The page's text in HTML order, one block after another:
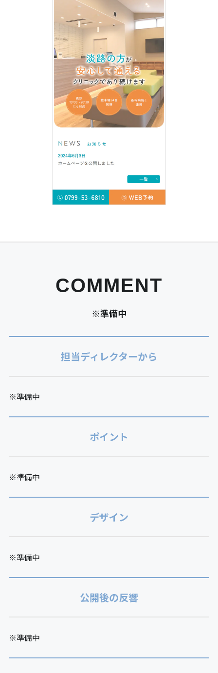
COMMENT
※準備中
担当ディレクターから
※準備中
ポイント
※準備中
デザイン
※準備中
公開後の反響
※準備中